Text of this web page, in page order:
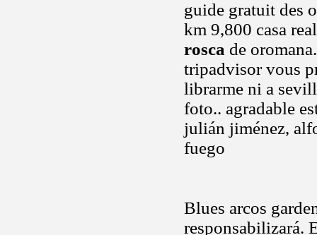
guide gratuit des
km 9,800 casa
rosca de
tripadvisor vous
librarme ni a
foto.. agradable
julián jiménez,
fuego
Blues arcos
responsabilizará.